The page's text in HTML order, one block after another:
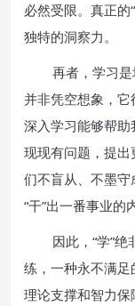
必然受限。真正的
独特的洞察力。
再者，学习
并非凭空想象，它
深入学习能够帮
现现有问题，提
们不盲从、不墨
“干”出一番事业的
因此，“学”
练，一种永不满足
理论支撑和智力保